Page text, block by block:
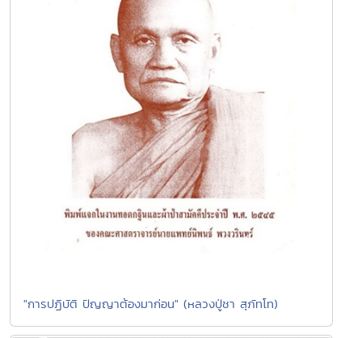
"การปฏิบัติ ปัญญาต้องมาก่อน" (หลวงปู่ชา สุภัทโท)